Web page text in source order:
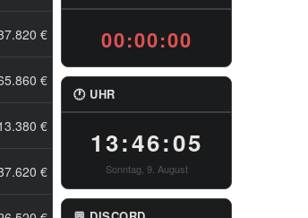
€
€
€
€
00:00:00
🕐 UHR
13:46:06
Sonntag, 9. August